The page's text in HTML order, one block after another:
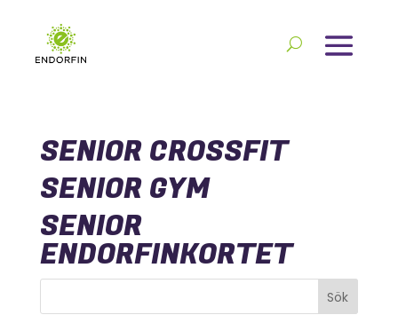
SENIOR CROSSFIT
SENIOR GYM
SENIOR
ENDORFINKORTET